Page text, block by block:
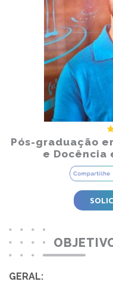
Pós-graduação
e Docência
GERAL: